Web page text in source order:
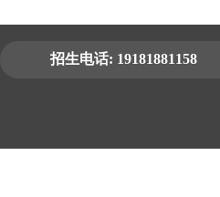
招生电话: 19181881158